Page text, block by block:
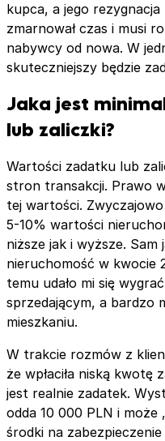
kupca, a jego
zmarnował czas i musi
nabywcy od nowa. W
skuteczniejszy będzie
Jaka jest
lub zaliczki?
Wartości zadatku lub
stron transakcji. Prawo
tej wartości.
5-10% wartości
niższe jak i wyższe. Sam
nieruchomość w kwocie
temu udało mi się
sprzedającym, a bardzo
mieszkaniu.
W trakcie rozmów z
że wpłaciła niską kwotę
jest realnie zadatek.
odda 10 000 PLN i może
środki na